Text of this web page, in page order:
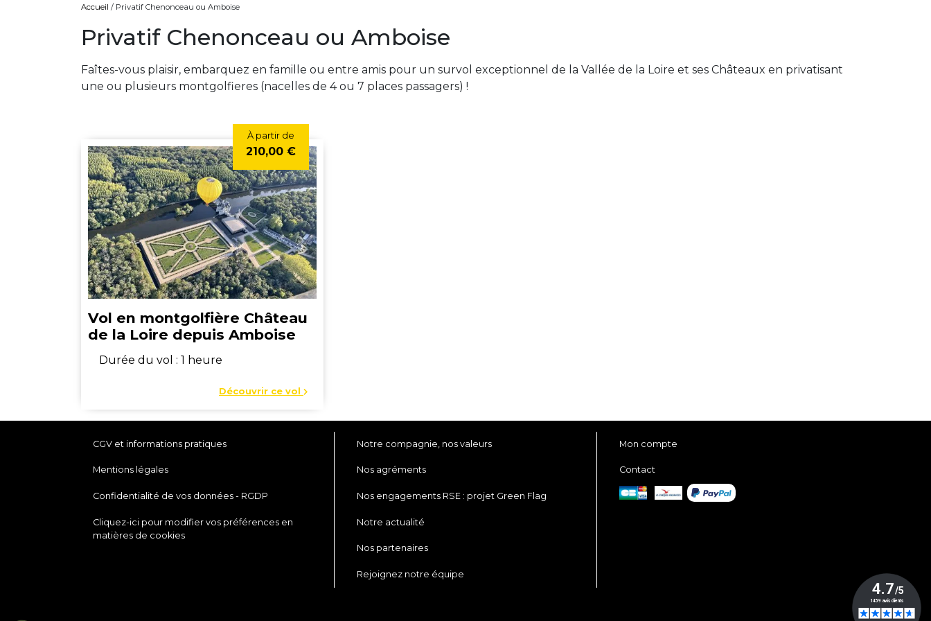
Accueil / Privatif Chenonceau ou Amboise
Privatif Chenonceau ou Amboise
Faîtes-vous plaisir, embarquez en famille ou entre amis pour un survol exceptionnel de la Vallée de la Loire et ses Châteaux en privatisant
une ou plusieurs montgolfieres (nacelles de 4 ou 7 places passagers) !
Vol en montgolfière Château
de la Loire depuis Amboise
Durée du vol : 1 heure
À partir de
210,00 €
Découvrir ce vol
CGV et informations pratiques
Mentions légales
Confidentialité de vos données - RGDP
Cliquez-ici pour modifier vos préférences en
matières de cookies
Notre compagnie, nos valeurs
Nos agréments
Nos engagements RSE : projet Green Flag
Notre actualité
Nos partenaires
Rejoignez notre équipe
Mon compte
Contact